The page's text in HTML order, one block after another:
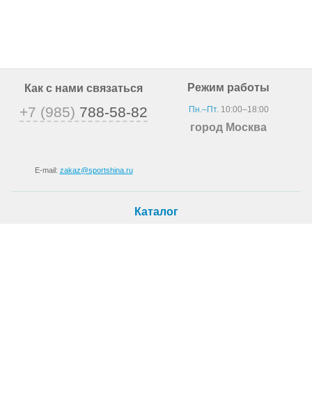
Как с нами связаться
+7 (985) 788-58-82
E-mail: zakaz@sportshina.ru
Режим работы
Пн.–Пт.10:00–18:00
город Москва
Каталог